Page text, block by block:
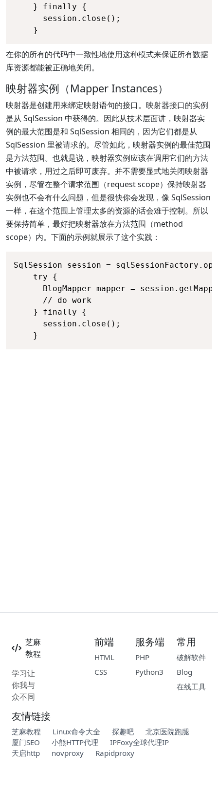
    } finally {
      session.close();
    }
在你的所有的代码中一致性地使用这种模式来保证所有数据
库资源都能被正确地关闭。
映射器实例（Mapper Instances）
映射器是创建用来绑定映射语句的接口。映射器接口的实例
是从 SqlSession 中获得的。因此从技术层面讲，映射器实
例的最大范围是和 SqlSession 相同的，因为它们都是从
SqlSession 里被请求的。尽管如此，映射器实例的最佳范围
是方法范围。也就是说，映射器实例应该在调用它们的方法
中被请求，用过之后即可废弃。并不需要显式地关闭映射器
实例，尽管在整个请求范围（request scope）保持映射器
实例也不会有什么问题，但是很快你会发现，像 SqlSession
一样，在这个范围上管理太多的资源的话会难于控制。所以
要保持简单，最好把映射器放在方法范围（method
scope）内。下面的示例就展示了这个实践：
SqlSession session =
    try {
BlogMapper mapper =
      // do work
    } finally {
      session.close();
    }
芝麻
教程
学习让
你我与
众不同
前端
HTML
CSS
服务端
PHP
Python3
常用
破解软件
Blog
在线工具
友情链接
芝麻教程 Linux命令大全 探趣吧
北京医院跑腿
厦门SEO
小熊HTTP代理
IPFoxy全球代理IP
天启http
novproxy Rapidproxy